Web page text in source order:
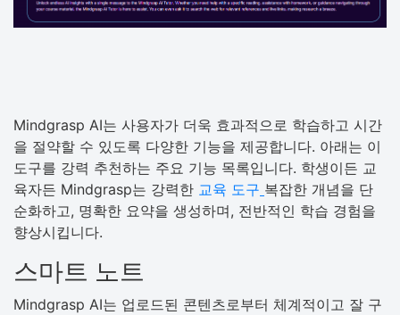
Mindgrasp AI는 사용자가 더욱 효과적으로 학습하고 시간
을 절약할 수 있도록 다양한 기능을 제공합니다. 아래는 이
도구를 강력 추천하는 주요 기능 목록입니다. 학생이든 교
육자든 Mindgrasp는 강력한 교육 도구 복잡한 개념을 단
순화하고, 명확한 요약을 생성하며, 전반적인 학습 경험을
향상시킵니다.
스마트 노트
Mindgrasp AI는 업로드된 콘텐츠로부터 체계적이고 잘 구